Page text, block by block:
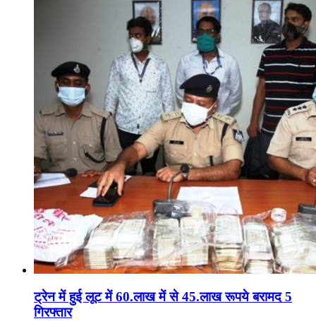
ट्रेन में हुई लूट में 60.लाख में से 45.लाख रूपये बरामद 5
गिरफ्तार